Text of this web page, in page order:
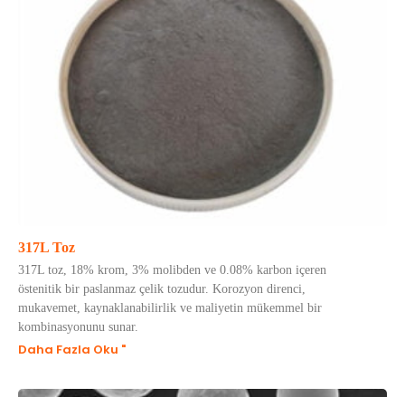
317L Toz
317L toz, 18% krom, 3% molibden ve 0.08% karbon içeren
östenitik bir paslanmaz çelik tozudur. Korozyon direnci,
mukavemet, kaynaklanabilirlik ve maliyetin mükemmel bir
kombinasyonunu sunar.
Daha Fazla Oku "